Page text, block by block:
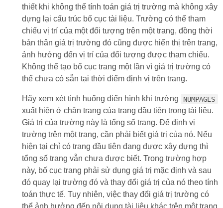
thiết khi không thể tính toán giá trị trường mà không xây
dựng lại cấu trúc bố cục tài liệu. Trường có thể tham
chiếu vị trí của một đối tượng trên một trang, đồng thời
bản thân giá trị trường đó cũng được hiển thị trên trang,
ảnh hưởng đến vị trí của đối tượng được tham chiếu.
Không thể tạo bố cục trang một lần vì giá trị trường có
thể chưa có sẵn tại thời điểm định vị trên trang.
Hãy xem xét tình huống điển hình khi trường NUMPAGES
xuất hiện ở chân trang của trang đầu tiên trong tài liệu.
Giá trị của trường này là tổng số trang. Để định vị
trường trên một trang, cần phải biết giá trị của nó. Nếu
hiện tại chỉ có trang đầu tiên đang được xây dựng thì
tổng số trang vẫn chưa được biết. Trong trường hợp
này, bố cục trang phải sử dụng giá trị mặc định và sau
đó quay lại trường đó và thay đổi giá trị của nó theo tính
toán thực tế. Tuy nhiên, việc thay đổi giá trị trường có